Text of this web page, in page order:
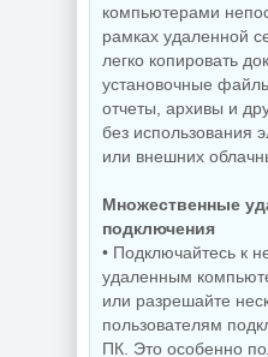
Hasleo Backup
Suite 5.9.2.1 by
Dodakaedr
NEW
NEW
компьютерами
рамках удаленной
легко копировать
установочные
отчеты, архивы и
без использования
или внешних
Множественные
подключения
• Подключайтесь к
удаленным
или разрешайте
пользователям
ПК. Это особенно